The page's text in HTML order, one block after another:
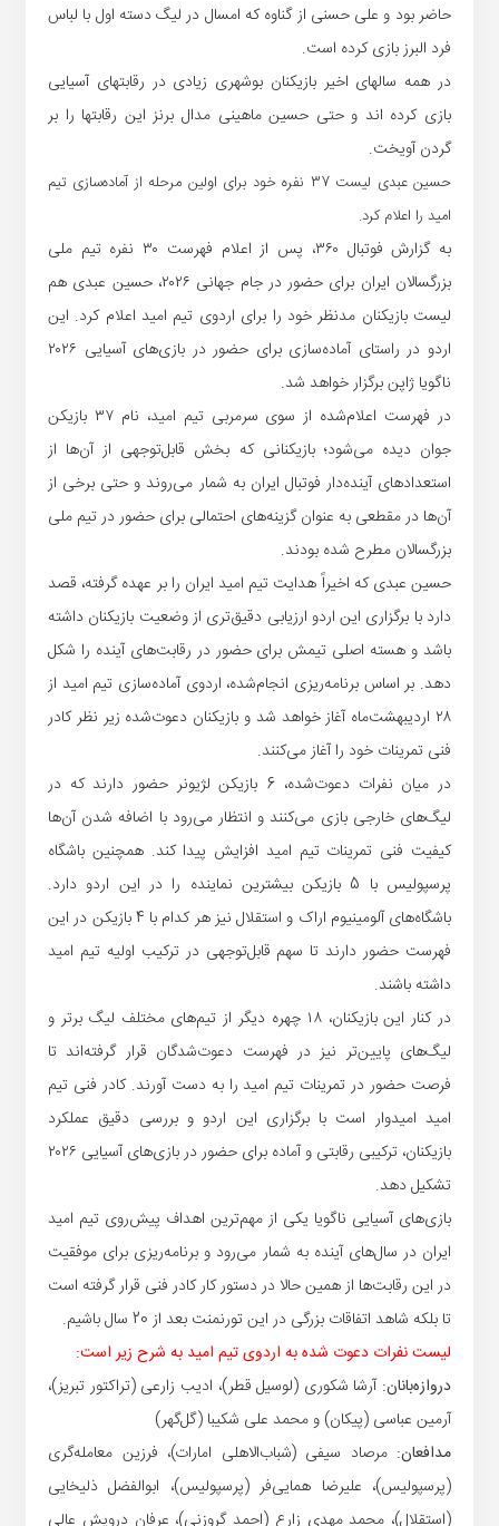
حاضر بود و علی حسنی از گناوه که امسال در لیگ دسته اول با لباس
فرد البرز بازی کرده است.
در همه سالهای اخیر بازیکنان بوشهری زیادی در رقابتهای آسیایی
بازی کرده اند و حتی حسین ماهینی مدال برنز این رقابتها را بر
گردن آویخت.
حسین عبدی لیست 37 نفره خود برای اولین مرحله از آماده‌سازی تیم
امید را اعلام کرد.
به گزارش فوتبال ۳۶۰، پس از اعلام فهرست ۳۰ نفره تیم ملی
بزرگسالان ایران برای حضور در جام جهانی ۲۰۲۶، حسین عبدی هم
لیست بازیکنان مدنظر خود را برای اردوی تیم امید اعلام کرد. این
اردو در راستای آماده‌سازی برای حضور در بازی‌های آسیایی ۲۰۲۶
ناگویا ژاپن برگزار خواهد شد.
در فهرست اعلام‌شده از سوی سرمربی تیم امید، نام ۳۷ بازیکن
جوان دیده می‌شود؛ بازیکنانی که بخش قابل‌توجهی از آن‌ها از
استعدادهای آینده‌دار فوتبال ایران به شمار می‌روند و حتی برخی از
آن‌ها در مقطعی به عنوان گزینه‌های احتمالی برای حضور در تیم ملی
بزرگسالان مطرح شده بودند.
حسین عبدی که اخیراً هدایت تیم امید ایران را بر عهده گرفته، قصد
دارد با برگزاری این اردو ارزیابی دقیق‌تری از وضعیت بازیکنان داشته
باشد و هسته اصلی تیمش برای حضور در رقابت‌های آینده را شکل
دهد. بر اساس برنامه‌ریزی انجام‌شده، اردوی آماده‌سازی تیم امید از
۲۸ اردیبهشت‌ماه آغاز خواهد شد و بازیکنان دعوت‌شده زیر نظر کادر
فنی تمرینات خود را آغاز می‌کنند.
در میان نفرات دعوت‌شده، 6 بازیکن لژیونر حضور دارند که در
لیگ‌های خارجی بازی می‌کنند و انتظار می‌رود با اضافه شدن آن‌ها
کیفیت فنی تمرینات تیم امید افزایش پیدا کند. همچنین باشگاه
پرسپولیس با 5 بازیکن بیشترین نماینده را در این اردو دارد.
باشگاه‌های آلومینیوم اراک و استقلال نیز هر کدام با 4 بازیکن در این
فهرست حضور دارند تا سهم قابل‌توجهی در ترکیب اولیه تیم امید
داشته باشند.
در کنار این بازیکنان، ۱۸ چهره دیگر از تیم‌های مختلف لیگ برتر و
لیگ‌های پایین‌تر نیز در فهرست دعوت‌شدگان قرار گرفته‌اند تا
فرصت حضور در تمرینات تیم امید را به دست آورند. کادر فنی تیم
امید امیدوار است با برگزاری این اردو و بررسی دقیق عملکرد
بازیکنان، ترکیبی رقابتی و آماده برای حضور در بازی‌های آسیایی ۲۰۲۶
تشکیل دهد.
بازی‌های آسیایی ناگویا یکی از مهم‌ترین اهداف پیش‌روی تیم امید
ایران در سال‌های آینده به شمار می‌رود و برنامه‌ریزی برای موفقیت
در این رقابت‌ها از همین حالا در دستور کار کادر فنی قرار گرفته است
تا بلکه شاهد اتفاقات بزرگی در این تورنمنت بعد از 20 سال باشیم.
لیست نفرات دعوت شده به اردوی تیم امید به شرح زیر است:
دروازه‌بانان:آرشا شکوری (لوسیل قطر)، ادیب زارعی (تراکتور تبریز)،
آرمین عباسی (پیکان) و محمد علی شکیبا (گل‌گهر)
مدافعان: مرصاد سیفی (شباب‌الاهلی امارات)، فرزین معامله‌گری
(پرسپولیس)، علیرضا همایی‌فر (پرسپولیس)، ابوالفضل ذلیخایی
(استقلال)، محمد مهدی زارع (احمد گروزنی)، عرفان درویش عالی